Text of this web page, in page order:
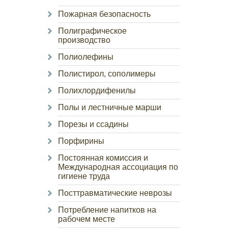
Пожарная безопасность
Полиграфическое
производство
Полиолефины
Полистирол, сополимеры
Полихлордифенилы
Полы и лестничные марши
Порезы и ссадины
Порфирины
Постоянная комиссия и
Международная ассоциация по
гигиене труда
Посттравматические неврозы
Потребление напитков на
рабочем месте